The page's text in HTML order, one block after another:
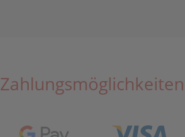
Zahlungsmöglichkeiten